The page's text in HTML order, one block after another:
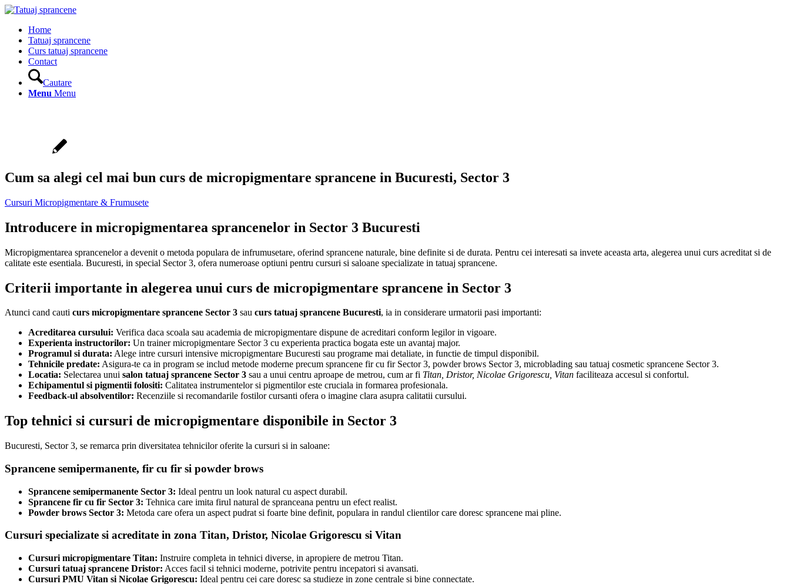
Home
Tatuaj sprancene
Curs tatuaj sprancene
Contact
Cautare
Menu Menu
Cum sa alegi cel mai bun curs de micropigmentare sprancene in Bucuresti, Sector 3
Cursuri Micropigmentare & Frumusete
Introducere in micropigmentarea sprancenelor in Sector 3 Bucuresti
Micropigmentarea sprancenelor a devenit o metoda populara de infrumusetare, oferind sprancene naturale, bine definite si de durata. Pentru cei interesati sa invete aceasta arta, alegerea unui curs acreditat si de
calitate este esentiala. Bucuresti, in special Sector 3, ofera numeroase optiuni pentru cursuri si saloane specializate in tatuaj sprancene.
Criterii importante in alegerea unui curs de micropigmentare sprancene in Sector 3
Atunci cand cauti curs micropigmentare sprancene Sector 3 sau curs tatuaj sprancene Bucuresti, ia in considerare urmatorii pasi importanti:
Acreditarea cursului: Verifica daca scoala sau academia de micropigmentare dispune de acreditari conform legilor in vigoare.
Experienta instructorilor: Un trainer micropigmentare Sector 3 cu experienta practica bogata este un avantaj major.
Programul si durata: Alege intre cursuri intensive micropigmentare Bucuresti sau programe mai detaliate, in functie de timpul disponibil.
Tehnicile predate: Asigura-te ca in program se includ metode moderne precum sprancene fir cu fir Sector 3, powder brows Sector 3, microblading sau tatuaj cosmetic sprancene Sector 3.
Locatia: Selectarea unui salon tatuaj sprancene Sector 3 sau a unui centru aproape de metrou, cum ar fi Titan, Dristor, Nicolae Grigorescu, Vitan faciliteaza accesul si confortul.
Echipamentul si pigmentii folositi: Calitatea instrumentelor si pigmentilor este cruciala in formarea profesionala.
Feedback-ul absolventilor: Recenziile si recomandarile fostilor cursanti ofera o imagine clara asupra calitatii cursului.
Top tehnici si cursuri de micropigmentare disponibile in Sector 3
Bucuresti, Sector 3, se remarca prin diversitatea tehnicilor oferite la cursuri si in saloane:
Sprancene semipermanente, fir cu fir si powder brows
Sprancene semipermanente Sector 3: Ideal pentru un look natural cu aspect durabil.
Sprancene fir cu fir Sector 3: Tehnica care imita firul natural de spranceana pentru un efect realist.
Powder brows Sector 3: Metoda care ofera un aspect pudrat si foarte bine definit, populara in randul clientilor care doresc sprancene mai pline.
Cursuri specializate si acreditate in zona Titan, Dristor, Nicolae Grigorescu si Vitan
Cursuri micropigmentare Titan: Instruire completa in tehnici diverse, in apropiere de metrou Titan.
Cursuri tatuaj sprancene Dristor: Acces facil si tehnici moderne, potrivite pentru incepatori si avansati.
Cursuri PMU Vitan si Nicolae Grigorescu: Ideal pentru cei care doresc sa studieze in zone centrale si bine connectate.